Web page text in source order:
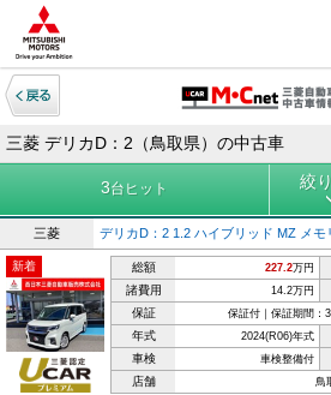
三菱 デリカD：2（鳥取県）の中古車
3台ヒット 絞
三菱 デリカD：2 1.2 ハイブリッド MZ メモ
新着 総額 227.2万円
諸費用 14.2万円
保証 保証付｜保証期間：
年式 2024(R06)年式
車検 車検整備付
店舗 鳥